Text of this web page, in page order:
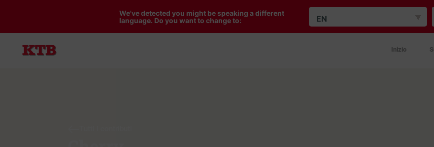
We've detected you might be speaking a different
language. Do you want to change to:
EN
Inizio